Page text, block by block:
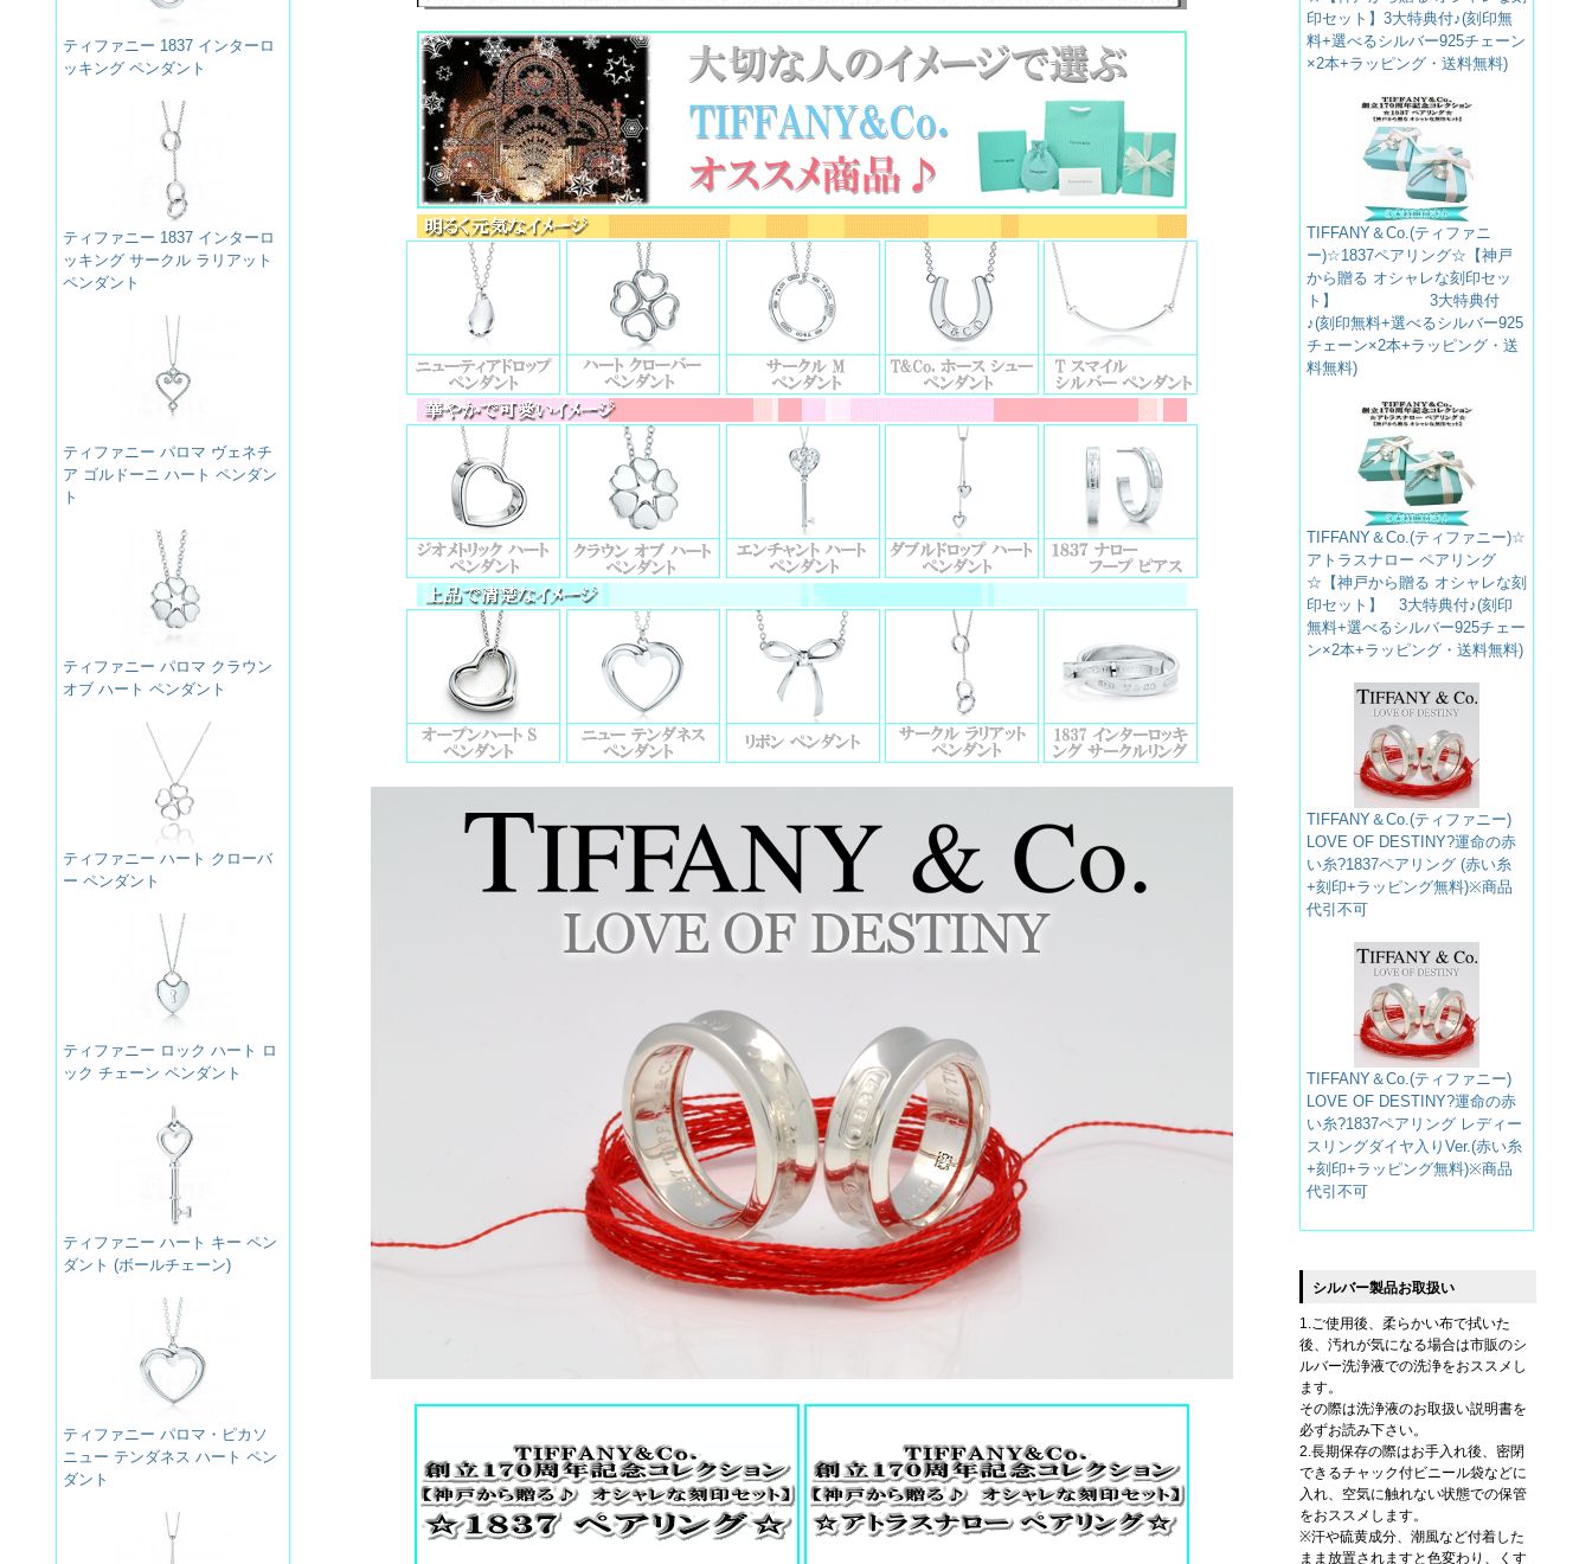
ティファニー 1837 インターロ
ッキング ペンダント
ティファニー 1837 インターロ
ッキング サークル ラリアット
ペンダント
ティファニー パロマ ヴェネチ
ア ゴルドーニ ハート ペンダン
ト
ティファニー パロマ クラウン
オブ ハート ペンダント
ティファニー ハート クローバ
ー ペンダント
ティファニー ロック ハート ロ
ック チェーン ペンダント
ティファニー ハート キー ペン
ダント (ボールチェーン)
ティファニー パロマ・ピカソ
ニュー テンダネス ハート ペン
ダント
印セット】3大特典付♪(刻印無
料+選べるシルバー925チェーン
×2本+ラッピング・送料無料)
TIFFANY＆Co.(ティファニ
ー)☆1837ペアリング☆【神戸
から贈る オシャレな刻印セッ
ト】 3大特典付
♪(刻印無料+選べるシルバー925
チェーン×2本+ラッピング・送
料無料)
TIFFANY＆Co.(ティファニー)☆
アトラスナロー ペアリング
☆【神戸から贈る オシャレな刻
印セット】 3大特典付♪(刻印
無料+選べるシルバー925チェー
ン×2本+ラッピング・送料無料)
TIFFANY＆Co.(ティファニー)
LOVE OF DESTINY?運命の赤
い糸?1837ペアリング (赤い糸
+刻印+ラッピング無料)※商品
代引不可
TIFFANY＆Co.(ティファニー)
LOVE OF DESTINY?運命の赤
い糸?1837ペアリング レディー
スリングダイヤ入りVer.(赤い糸
+刻印+ラッピング無料)※商品
代引不可
シルバー製品お取扱い
1.ご使用後、柔らかい布で拭いた
後、汚れが気になる場合は市販のシ
ルバー洗浄液での洗浄をおススメし
ます。
その際は洗浄液のお取扱い説明書を
必ずお読み下さい。
2.長期保存の際はお手入れ後、密閉
できるチャック付ビニール袋などに
入れ、空気に触れない状態での保管
をおススメします。
※汗や硫黄成分、潮風など付着した
まま放置されますと色変わり、くす